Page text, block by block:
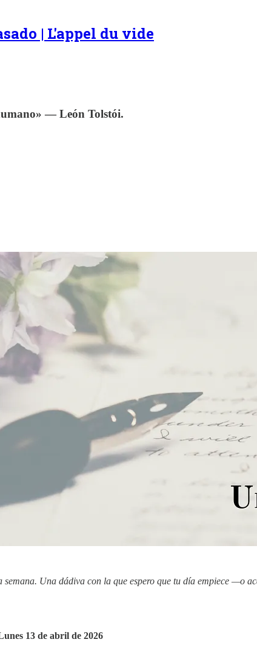
| L'appel du vide
— León Tolstói.
Una dádiva con la que espero que tu día empiece —o
13 de abril de 2026